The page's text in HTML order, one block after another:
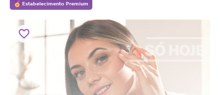
Estabelecimento Premium
favorite_border